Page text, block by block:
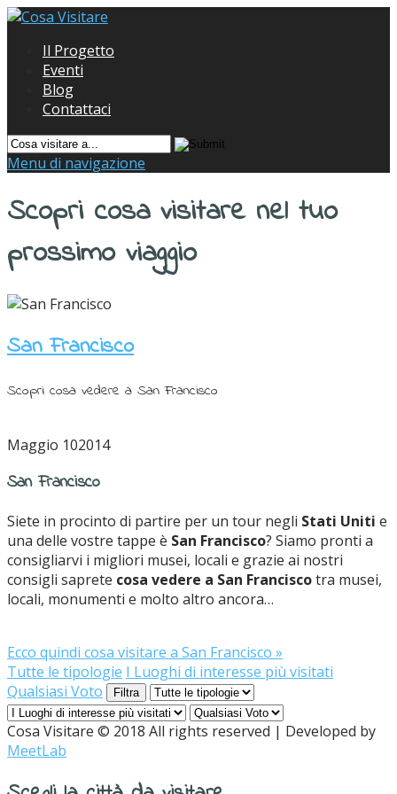
Il Progetto
Eventi
Blog
Contattaci
Menu di navigazione
Scopri cosa visitare nel tuo
prossimo viaggio
San Francisco
Scopri cosa vedere a San Francisco
Maggio 102014
San Francisco
Siete in procinto di partire per un tour negli Stati Uniti e
una delle vostre tappe è San Francisco? Siamo pronti a
consigliarvi i migliori musei, locali e grazie ai nostri
consigli saprete cosa vedere a San Franciscotra musei,
locali, monumenti e molto altro ancora…
Ecco quindi cosa visitare a San Francisco »
Tutte le tipologie I Luoghi di interesse più visitati
Qualsiasi Voto
Filtra
Cosa Visitare © 2018 All rights reserved | Developed by
MeetLab